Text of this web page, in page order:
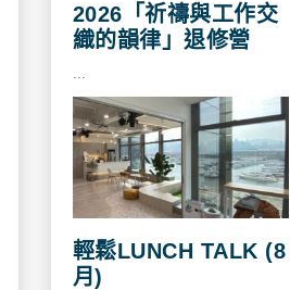
2026「祈禱與工作交
織的韻律」退修營
輕鬆LUNCH TALK (8
月)